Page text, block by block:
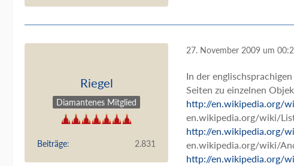
Riegel
Diamantenes Mitglied
Beiträge 2.831
27. November 2009 um
In der
Seiten zu einzelnen
http://en.wikipedia.org/
en.wikipedia.org/wiki/
http://en.wikipedia.org/
en.wikipedia.org/wiki/
http://en.wikipedia.org/